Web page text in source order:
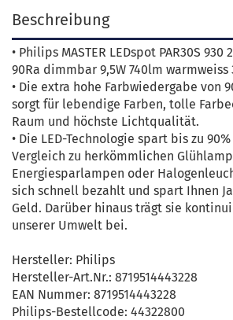
Beschreibung
• Philips MASTER LEDspot PAR30S 930
90Ra dimmbar 9,5W 740lm warmweiss
• Die extra hohe Farbwiedergabe von
sorgt für lebendige Farben, tolle
Raum und höchste Lichtqualität.
• Die LED-Technologie spart bis zu
Vergleich zu herkömmlichen
Energiesparlampen oder
sich schnell bezahlt und spart Ihnen
Geld. Darüber hinaus trägt sie
unserer Umwelt bei.
Hersteller: Philips
Hersteller-Art.Nr.: 8719514443228
EAN Nummer: 8719514443228
Philips-Bestellcode: 44322800